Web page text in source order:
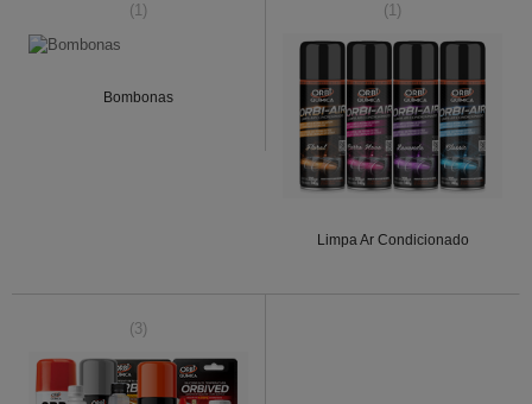
(1)
Bombonas
(1)
Limpa Ar Condicionado
(3)